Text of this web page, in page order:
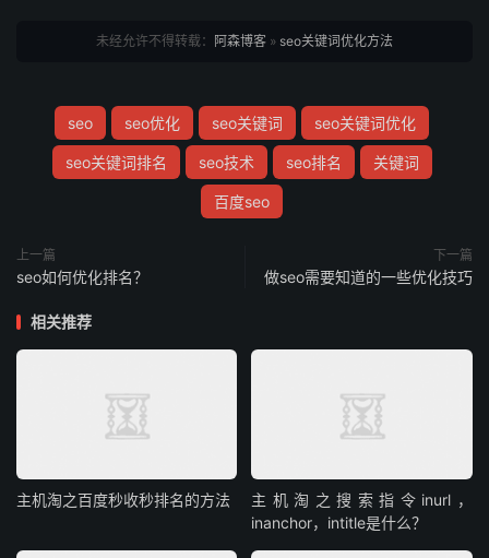
未经允许不得转载： 阿森博客 » seo关键词优化方法
seo seo优化 seo关键词 seo关键词优化
seo关键词排名 seo技术 seo排名 关键词
百度seo
上一篇
seo如何优化排名？
下一篇
做seo需要知道的一些优化技巧
相关推荐
主机淘之百度秒收秒排名的方法
主机淘之搜索指令inurl，
inanchor，intitle是什么？